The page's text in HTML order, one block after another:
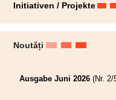
Initiativen / Projekte
Noutăți
Ausgabe Juni 2026 (Nr. 2/